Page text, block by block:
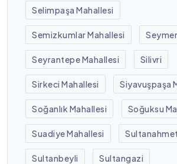
Selimpaşa Mahallesi
Semizkumlar Mahallesi
Seyrantepe Mahallesi Silivri
Sirkeci Mahallesi Siyavuşpaşa
Soğanlık Mahallesi Soğuksu
Suadiye Mahallesi
Sultanbeyli Sultangazi